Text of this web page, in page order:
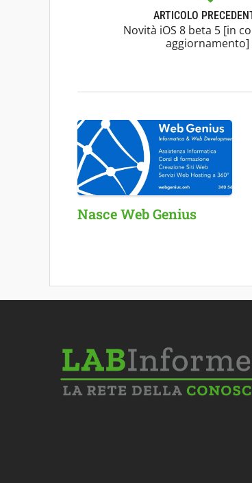
ARTICOLO
Novità iOS 8 beta 5 [in
aggiornamento]
Nasce Web Genius